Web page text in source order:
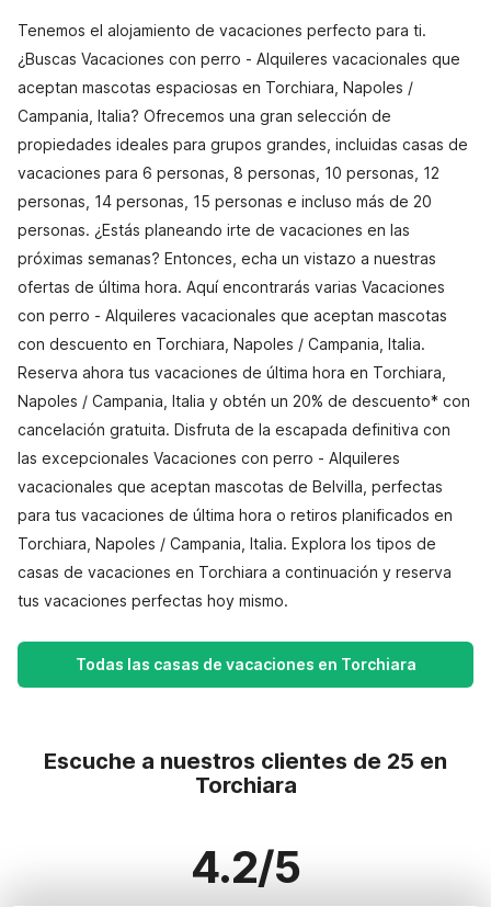
Tenemos el alojamiento de vacaciones perfecto para ti.
¿Buscas Vacaciones con perro - Alquileres vacacionales que
aceptan mascotas espaciosas en Torchiara, Napoles /
Campania, Italia? Ofrecemos una gran selección de
propiedades ideales para grupos grandes, incluidas casas de
vacaciones para 6 personas, 8 personas, 10 personas, 12
personas, 14 personas, 15 personas e incluso más de 20
personas. ¿Estás planeando irte de vacaciones en las
próximas semanas? Entonces, echa un vistazo a nuestras
ofertas de última hora. Aquí encontrarás varias Vacaciones
con perro - Alquileres vacacionales que aceptan mascotas
con descuento en Torchiara, Napoles / Campania, Italia.
Reserva ahora tus vacaciones de última hora en Torchiara,
Napoles / Campania, Italia y obtén un 20% de descuento* con
cancelación gratuita. Disfruta de la escapada definitiva con
las excepcionales Vacaciones con perro - Alquileres
vacacionales que aceptan mascotas de Belvilla, perfectas
para tus vacaciones de última hora o retiros planificados en
Torchiara, Napoles / Campania, Italia. Explora los tipos de
casas de vacaciones en Torchiara a continuación y reserva
tus vacaciones perfectas hoy mismo.
Todas las casas de vacaciones en Torchiara
Escuche a nuestros clientes de 25 en
Torchiara
4.2/5